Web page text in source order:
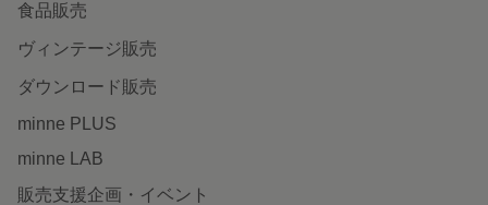
食品販売
ヴィンテージ販売
ダウンロード販売
minne PLUS
minne LAB
販売支援企画・イベント